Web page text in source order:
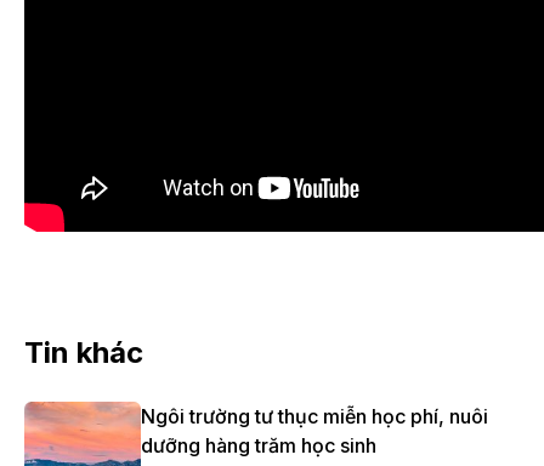
Tin khác
Ngôi trường tư thục miễn học phí, nuôi
dưỡng hàng trăm học sinh